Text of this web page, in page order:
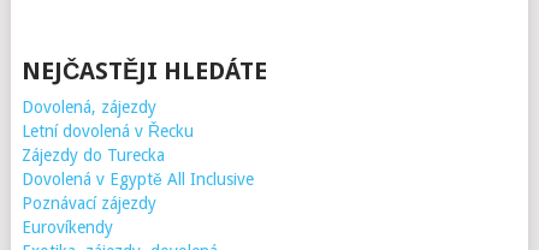
NEJČASTĚJI HLEDÁTE
Dovolená, zájezdy
Letní dovolená v Řecku
Zájezdy do Turecka
Dovolená v Egyptě All Inclusive
Poznávací zájezdy
Eurovíkendy